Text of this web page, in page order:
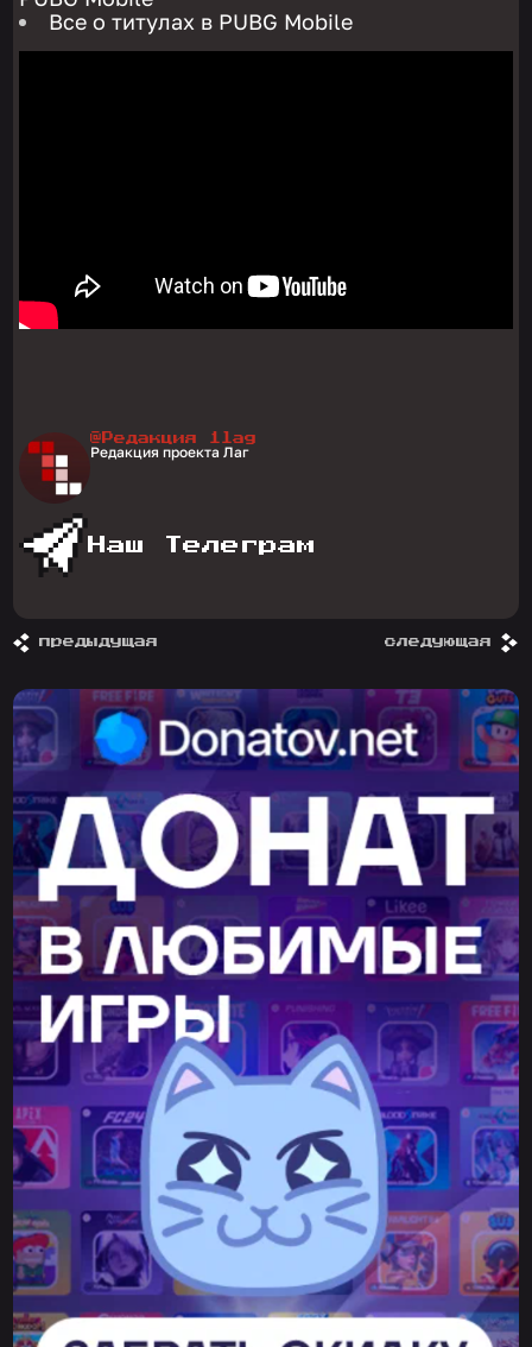
Все о титулах в PUBG Mobile
@Редакция 1lag
Редакция проекта Лаг
Наш Телеграм
предыдущая следующая